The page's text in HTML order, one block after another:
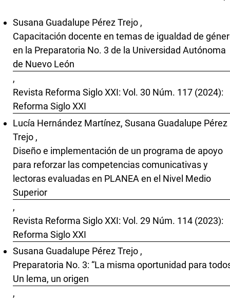
Susana Guadalupe Pérez Trejo ,
Capacitación docente en temas de igualdad de
en la Preparatoria No. 3 de la Universidad Autónoma
de Nuevo León
,
Revista Reforma Siglo XXI: Vol. 30 Núm. 117 (2024):
Reforma Siglo XXI
Lucía Hernández Martínez, Susana Guadalupe Pérez
Trejo ,
Diseño e implementación de un programa de apoyo
para reforzar las competencias comunicativas y
lectoras evaluadas en PLANEA en el Nivel Medio
Superior
,
Revista Reforma Siglo XXI: Vol. 29 Núm. 114 (2023):
Reforma Siglo XXI
Susana Guadalupe Pérez Trejo ,
Preparatoria No. 3: “La misma oportunidad para
Un lema, un origen
,